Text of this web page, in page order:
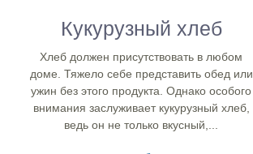
Кукурузный хлеб
Хлеб должен присутствовать в любом
доме. Тяжело себе представить обед или
ужин без этого продукта. Однако особого
внимания заслуживает кукурузный хлеб,
ведь он не только вкусный,...